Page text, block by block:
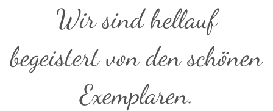
Wir sind hellauf
begeistert von den schönen
Exemplaren.